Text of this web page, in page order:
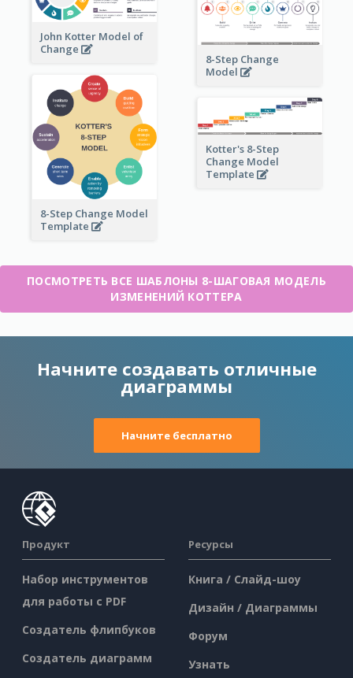
John Kotter Model of
Change
8-Step Change
Model
8-Step Change Model
Template
Kotter's 8-Step
Change Model
Template
ПОСМОТРЕТЬ ВСЕ ШАБЛОНЫ 8-ШАГОВАЯ МОДЕЛЬ
ИЗМЕНЕНИЙ КОТТЕРА
Начните создавать отличные
диаграммы
Начните бесплатно
Продукт
Набор инструментов
для работы с PDF
Создатель флипбуков
Создатель диаграмм
Ресурсы
Книга / Слайд-шоу
Дизайн / Диаграммы
Форум
Узнать